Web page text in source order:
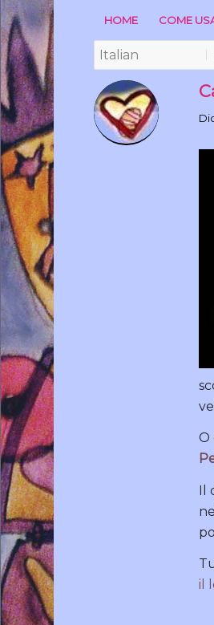
HOME COME
O
Il
il